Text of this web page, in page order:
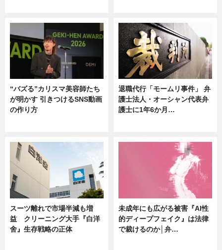
“バズる”カリスマ美容師たち
が明かす 引きつけるSNS動画
の作り方
退職代行「モームリ事件」 弁
護士法人・オーシャン代表弁
護士に1年6か月…
スーツ離れで市場半減も増
益 クリーニング大手『白洋
舍』生存戦略の正体
未成年にも広がる被害『AI性
的ディープフェイク』は法律
で裁けるのか│弁…